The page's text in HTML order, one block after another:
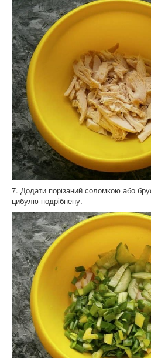
7. Додати порізаний соломкою або
цибулю подрібнену.